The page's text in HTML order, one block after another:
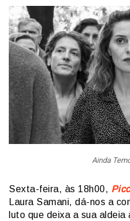
Ainda
Sexta-feira, às 18h00,
Laura Samani, dá-nos a
luto que deixa a sua